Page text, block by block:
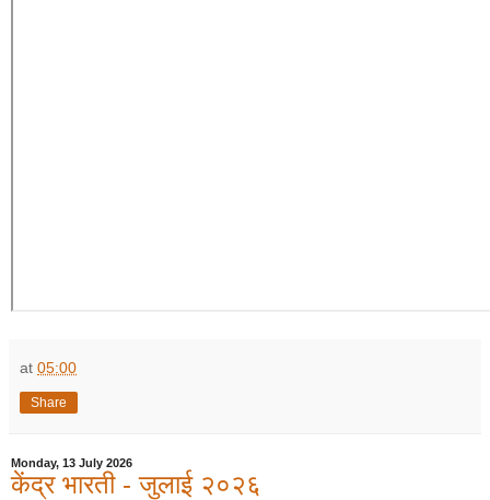
at 05:00
Share
Monday, 13 July 2026
केंद्र भारती - जुलाई २०२६